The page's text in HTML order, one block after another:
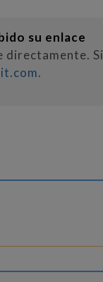
su enlace
directamente. Si